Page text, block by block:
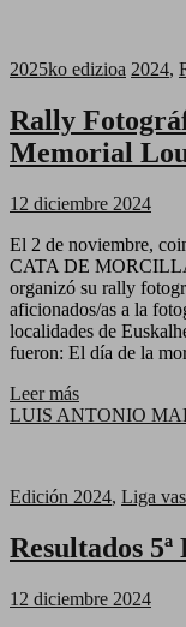
2025ko edizioa 2024,
Rally
Memorial
12 diciembre 2024
El 2 de noviembre,
CATA DE
organizó su rally
aficionados/as a la
localidades de
fueron: El día de la
Leer más
LUIS ANTONIO
Edición 2024, Liga
Resultados
12 diciembre 2024